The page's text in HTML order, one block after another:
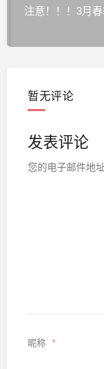
注意！！！3月
暂无评论
发表评论
您的电子邮件地
昵称 *